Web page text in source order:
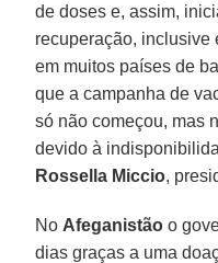
de doses e, assim,
recuperação, inclusive
em muitos países de
que a campanha de
só não começou, mas
devido à
Rossella Miccio,
No Afeganistão o
dias graças a uma